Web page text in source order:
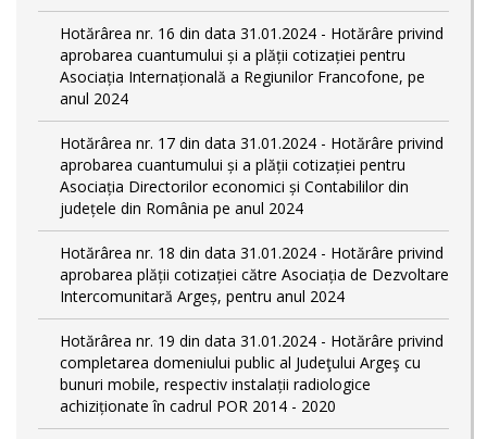
Hotărârea nr. 16 din data 31.01.2024 - Hotărâre privind
aprobarea cuantumului și a plății cotizației pentru
Asociația Internațională a Regiunilor Francofone, pe
anul 2024
Hotărârea nr. 17 din data 31.01.2024 - Hotărâre privind
aprobarea cuantumului și a plății cotizației pentru
Asociația Directorilor economici și Contabililor din
județele din România pe anul 2024
Hotărârea nr. 18 din data 31.01.2024 - Hotărâre privind
aprobarea plății cotizației către Asociația de Dezvoltare
Intercomunitară Argeș, pentru anul 2024
Hotărârea nr. 19 din data 31.01.2024 - Hotărâre privind
completarea domeniului public al Judeţului Argeş cu
bunuri mobile, respectiv instalații radiologice
achiziționate în cadrul POR 2014 - 2020